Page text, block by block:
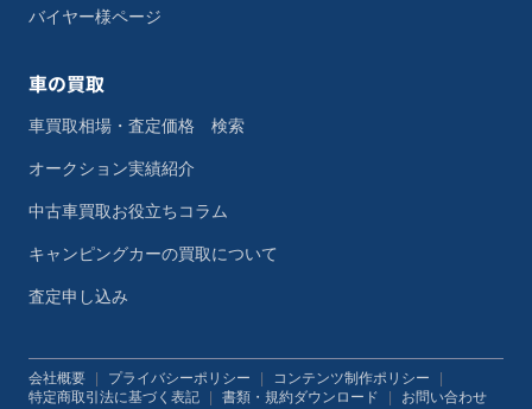
バイヤー様ページ
車の買取
車買取相場・査定価格 検索
オークション実績紹介
中古車買取お役立ちコラム
キャンピングカーの買取について
査定申し込み
会社概要 プライバシーポリシー コンテンツ制作ポリシー
特定商取引法に基づく表記
書類・規約ダウンロード お問い合わせ